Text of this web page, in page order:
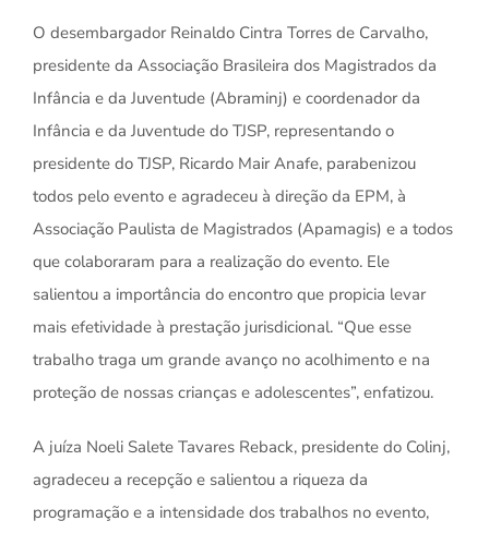
O desembargador Reinaldo Cintra Torres de Carvalho,
presidente da Associação Brasileira dos Magistrados da
Infância e da Juventude (Abraminj) e coordenador da
Infância e da Juventude do TJSP, representando o
presidente do TJSP, Ricardo Mair Anafe, parabenizou
todos pelo evento e agradeceu à direção da EPM, à
Associação Paulista de Magistrados (Apamagis) e a todos
que colaboraram para a realização do evento. Ele
salientou a importância do encontro que propicia levar
mais efetividade à prestação jurisdicional. “Que esse
trabalho traga um grande avanço no acolhimento e na
proteção de nossas crianças e adolescentes”, enfatizou.
A juíza Noeli Salete Tavares Reback, presidente do Colinj,
agradeceu a recepção e salientou a riqueza da
programação e a intensidade dos trabalhos no evento,